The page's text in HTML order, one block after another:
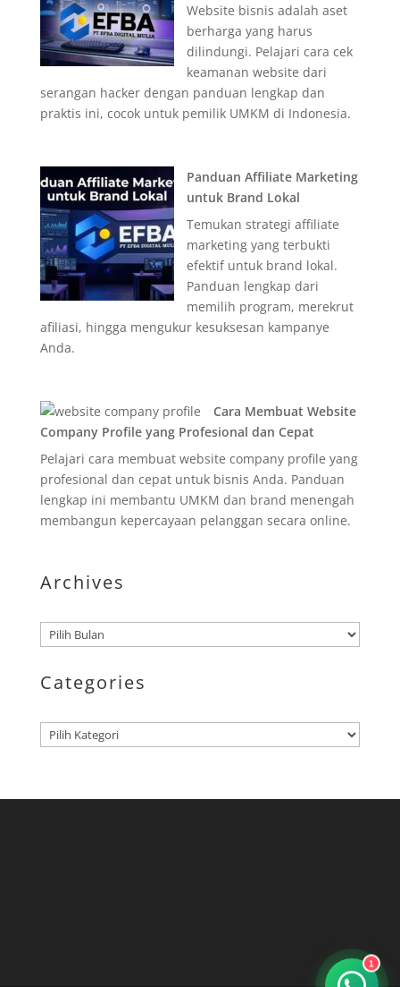
Website bisnis adalah aset
berharga yang harus
dilindungi. Pelajari cara cek
keamanan website dari
serangan hacker dengan panduan lengkap dan
praktis ini, cocok untuk pemilik UMKM di Indonesia.
Panduan Affiliate Marketing
untuk Brand Lokal
Temukan strategi affiliate
marketing yang terbukti
efektif untuk brand lokal.
Panduan lengkap dari
memilih program, merekrut
afiliasi, hingga mengukur kesuksesan kampanye
Anda.
Cara Membuat Website
Company Profile yang Profesional dan Cepat
Pelajari cara membuat website company profile yang
profesional dan cepat untuk bisnis Anda. Panduan
lengkap ini membantu UMKM dan brand menengah
membangun kepercayaan pelanggan secara online.
Archives
Arsip
Categories
Kategori
1